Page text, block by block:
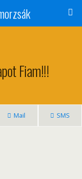
Fiam!!!
Mail SMS